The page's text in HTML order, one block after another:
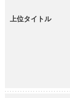
上位タイトル